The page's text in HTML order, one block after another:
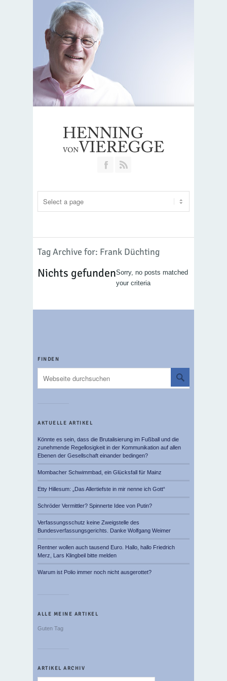
Join our Facebook Group
Tag Archive for: Frank Düchting
Nichts gefundenSorry, no posts matched
your criteria
FINDEN
AKTUELLE ARTIKEL
Könnte es sein, dass die Brutalisierung im Fußball und die
zunehmende Regellosigkeit in der Kommunikation auf allen
Ebenen der Gesellschaft einander bedingen?
Mombacher Schwimmbad, ein Glücksfall für Mainz
Etty Hillesum: „Das Allertiefste in mir nenne ich Gott“
Schröder Vermittler? Spinnerte Idee von Putin?
Verfassungsschutz keine Zweigstelle des
Bundesverfassungsgerichts. Danke Wolfgang Weimer
Rentner wollen auch tausend Euro. Hallo, hallo Friedrich
Merz, Lars Klingbeil bitte melden
Warum ist Polio immer noch nicht ausgerottet?
ALLE MEINE ARTIKEL
Guten Tag
ARTIKEL ARCHIV